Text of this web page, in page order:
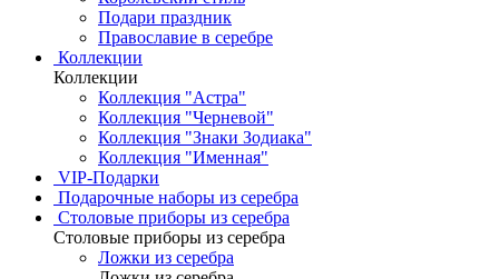
Подари праздник
Православие в серебре
Коллекции
Коллекции
Коллекция "Астра"
Коллекция "Черневой"
Коллекция "Знаки Зодиака"
Коллекция "Именная"
VIP-Подарки
Подарочные наборы из серебра
Столовые приборы из серебра
Столовые приборы из серебра
Ложки из серебра